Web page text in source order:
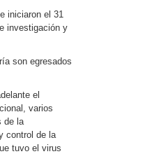
iniciaron el 31
investigación y
son egresados
el
varios
de la
control de la
tuvo el virus